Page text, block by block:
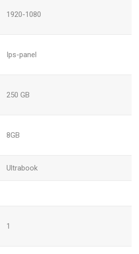
1920-1080
Ips-panel
250 GB
8GB
Ultrabook
1